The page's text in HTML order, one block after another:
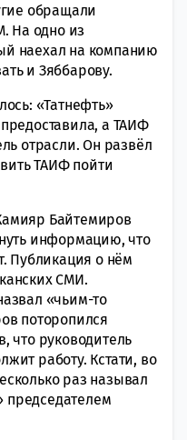
обращали
На одно из
наехал на компанию
и Зяббарову.
«Татнефть»
а ТАИФ
отрасли. Он развёл
ТАИФ пойти
Байтемиров
информацию, что
Публикация о нём
СМИ.
«чьим-то
поторопился
что руководитель
работу. Кстати, во
раз называл